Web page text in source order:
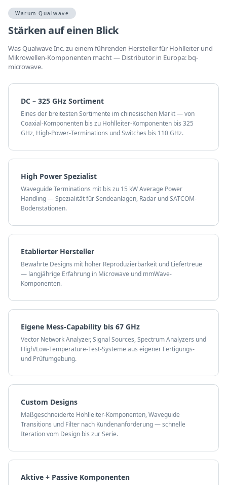
Warum Qualwave
Stärken auf einen Blick
Was Qualwave Inc. zu einem führenden Hersteller für Hohlleiter und
Mikrowellen-Komponenten macht — Distributor in Europa: bq-
microwave.
DC – 325 GHz Sortiment
Eines der breitesten Sortimente im chinesischen Markt — von
Coaxial-Komponenten bis zu Hohlleiter-Komponenten bis 325
GHz, High-Power-Terminations und Switches bis 110 GHz.
High Power Spezialist
Waveguide Terminations mit bis zu 15 kW Average Power
Handling — Spezialität für Sendeanlagen, Radar und SATCOM-
Bodenstationen.
Etablierter Hersteller
Bewährte Designs mit hoher Reproduzierbarkeit und Liefertreue
— langjährige Erfahrung in Microwave und mmWave-
Komponenten.
Eigene Mess-Capability bis 67 GHz
Vector Network Analyzer, Signal Sources, Spectrum Analyzers und
High/Low-Temperature-Test-Systeme aus eigener Fertigungs-
und Prüfumgebung.
Custom Designs
Maßgeschneiderte Hohlleiter-Komponenten, Waveguide
Transitions und Filter nach Kundenanforderung — schnelle
Iteration vom Design bis zur Serie.
Aktive + Passive Komponenten